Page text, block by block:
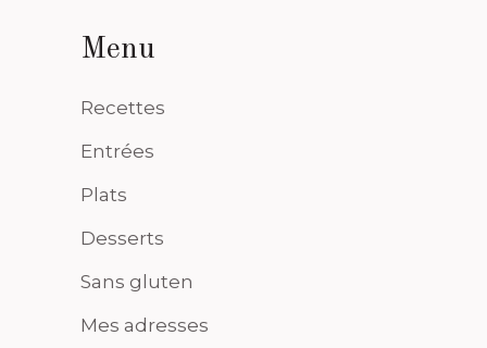
Menu
Recettes
Entrées
Plats
Desserts
Sans gluten
Mes adresses